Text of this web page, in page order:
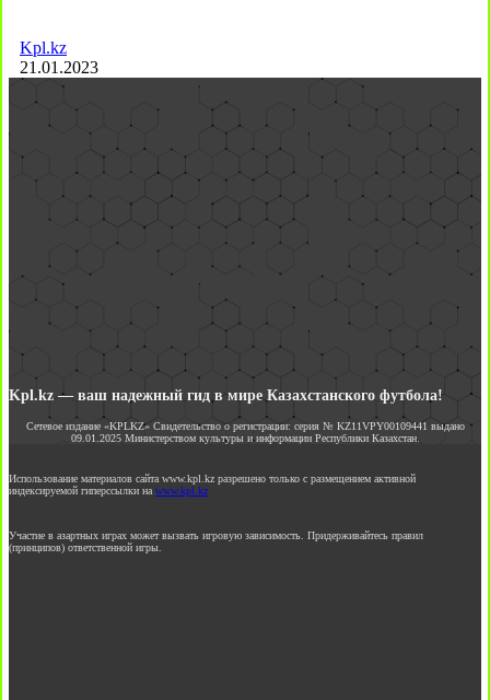
Kpl.kz
21.01.2023
Kpl.kz — ваш надежный гид в мире Казахстанского футбола!
Сетевое издание «KPLKZ» Свидетельство о регистрации: серия № KZ11VPY00109441 выдано
09.01.2025 Министерством культуры и информации Республики Казахстан.
Использование материалов сайта www.kpl.kz разрешено только с размещением активной
индексируемой гиперссылки на www.kpl.kz
Участие в азартных играх может вызвать игровую зависимость. Придерживайтесь правил
(принципов) ответственной игры.